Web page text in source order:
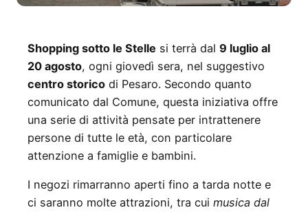
Shopping sotto le Stelle si terrà dal 9 luglio al
20 agosto, ogni giovedì sera, nel suggestivo
centro storico di Pesaro. Secondo quanto
comunicato dal Comune, questa iniziativa offre
una serie di attività pensate per intrattenere
persone di tutte le età, con particolare
attenzione a famiglie e bambini.
I negozi rimarranno aperti fino a tarda notte e
ci saranno molte attrazioni, tra cui musica dal